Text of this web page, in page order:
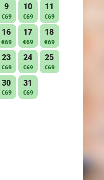
9
€69
10
€69
11
€69
16
€69
17
€69
18
€69
23
€69
24
€69
25
€69
30
€69
31
€69